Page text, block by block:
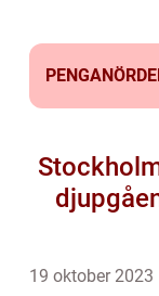
19 oktober 2023